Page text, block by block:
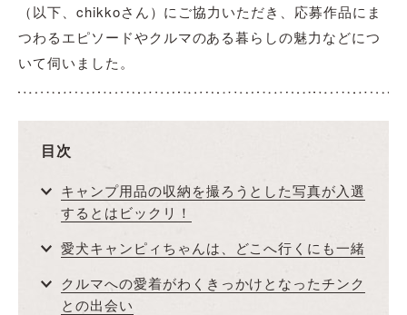
（以下、chikkoさん）にご協力いただき、応募作品にま
つわるエピソードやクルマのある暮らしの魅力などにつ
いて伺いました。
目次
キャンプ用品の収納を撮ろうとした写真が入選
するとはビックリ！
愛犬キャンピィちゃんは、どこへ行くにも一緒
クルマへの愛着がわくきっかけとなったチンク
との出会い